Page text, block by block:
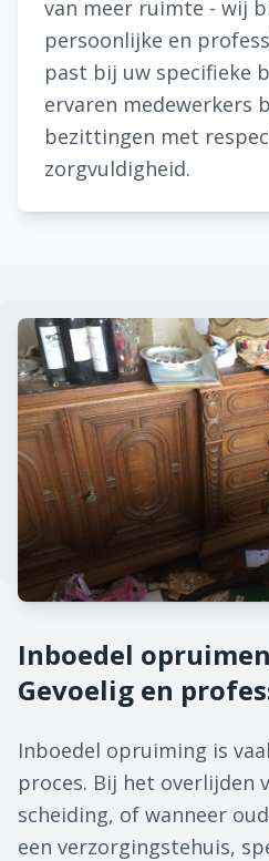
van meer ruimte - wij
persoonlijke en
past bij uw specifieke
ervaren medewerkers
bezittingen met
zorgvuldigheid.
Inboedel
Gevoelig en
Inboedel opruiming is
proces. Bij het overlijden
scheiding, of wanneer
een verzorgingstehuis,